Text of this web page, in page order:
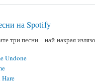
на Spotify
три песни – най-накрая
Undone